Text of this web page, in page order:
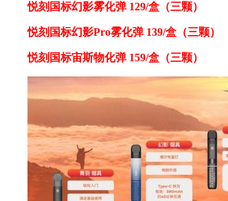
悦刻国标幻影雾化弹 129/盒（三颗）
悦刻国标幻影Pro雾化弹 139/盒（三颗）
悦刻国标宙斯物化弹 159/盒（三颗）